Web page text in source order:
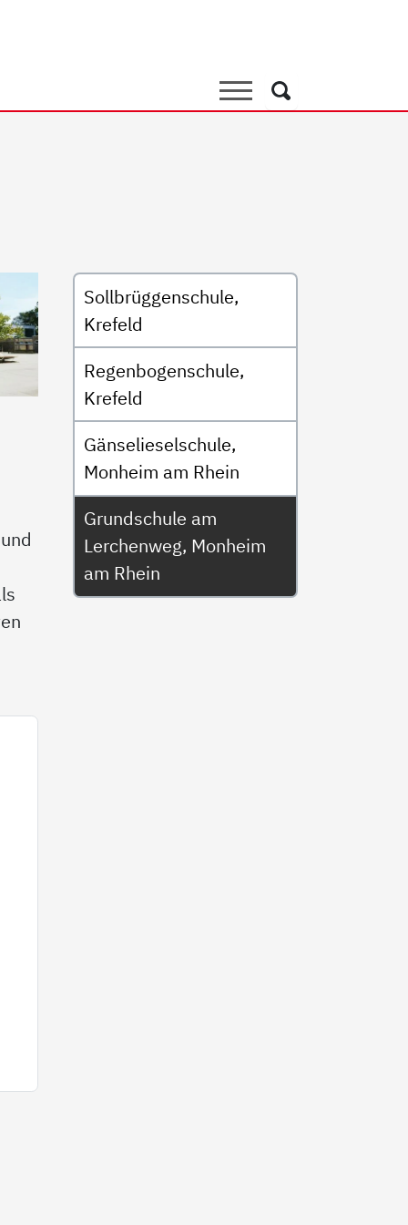
Suche
Suche
Untermenü
Sollbrüggenschule,
Krefeld
Regenbogenschule,
Krefeld
Gänselieselschule,
Monheim am Rhein
Grundschule am
Lerchenweg, Monheim
am Rhein